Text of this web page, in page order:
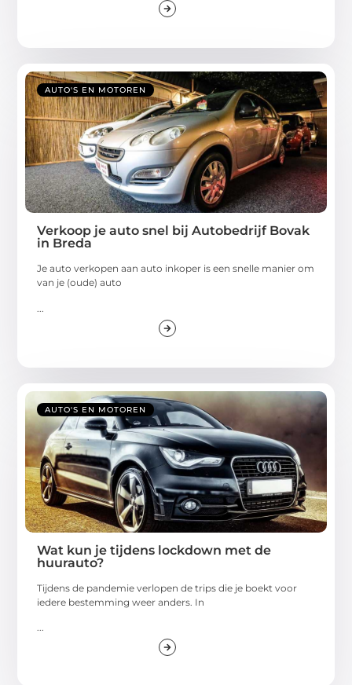
AUTO'S EN MOTOREN
Verkoop je auto snel bij Autobedrijf Bovak
in Breda
Je auto verkopen aan auto inkoper is een snelle manier om
van je (oude) auto
AUTO'S EN MOTOREN
Wat kun je tijdens lockdown met de
huurauto?
Tijdens de pandemie verlopen de trips die je boekt voor
iedere bestemming weer anders. In